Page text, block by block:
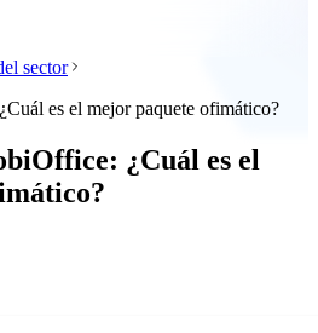
sector
es el mejor paquete ofimático?
¿Cuál es el